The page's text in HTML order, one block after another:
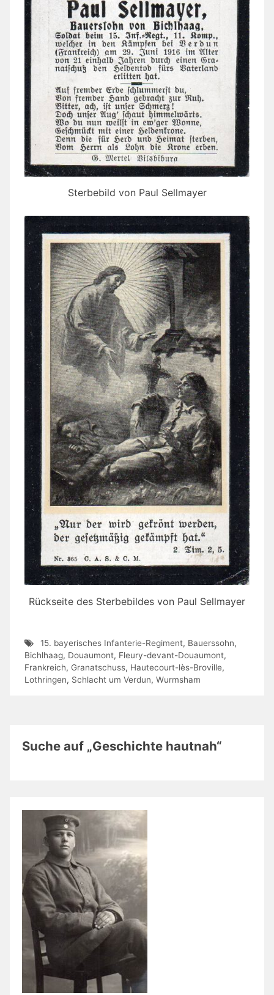
Sterbebild von Paul Sellmayer
Rückseite des Sterbebildes von Paul Sellmayer
15. bayerisches Infanterie-Regiment, Bauerssohn,
Bichlhaag, Douaumont, Fleury-devant-Douaumont,
Frankreich, Granatschuss, Hautecourt-lès-Broville,
Lothringen, Schlacht um Verdun, Wurmsham
Suche auf „Geschichte hautnah“